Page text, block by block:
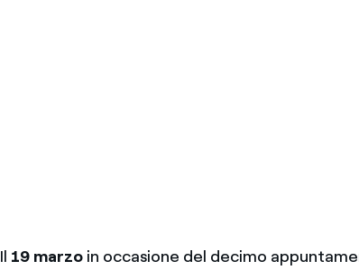
Il 19 marzo in occasione del decimo